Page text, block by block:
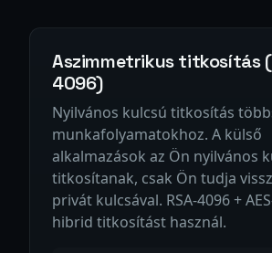
Aszimmetrikus titkosítás
4096)
Nyilvános kulcsú titkosítás
munkafolyamatokhoz. A külső
alkalmazások az Ön nyilvános
titkosítanak, csak Ön tudja
privát kulcsával. RSA-4096 +
hibrid titkosítást használ.